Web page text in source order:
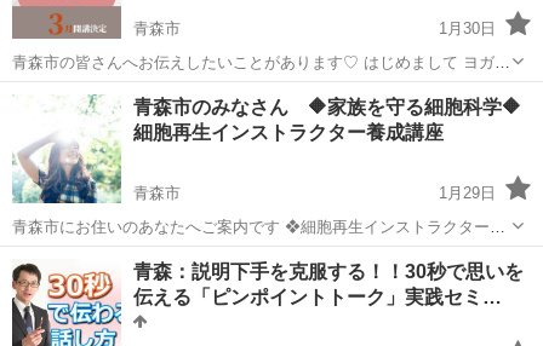
青森市
1月30日
青森市の皆さんへお伝えしたいことがあります♡ はじめまして ヨガイ
ンストラクターのハルナです 私が細胞再生の学びをした キッカケは産
後に一気に上がった 健康意識ですが 学ぶにつれて分かったことが ...
青森 青森市 生活知識 講座
青森市のみなさん 🔶家族を守る細胞科学🔶
細胞再生インストラクター養成講座
青森市
1月29日
青森市にお住いのあなたへご案内です ❖細胞再生インストラクター養
成講座❖ ＼＼ ３月開講決定 ／／ あなたと家族がいつまでも笑
顔でいるために 今は「美と健康」当たり前のように た...
青森 青森市 生活知識 講座
青森：説明下手を克服する！！30秒で思いを
伝える「ピンポイントトーク」実践セミ…